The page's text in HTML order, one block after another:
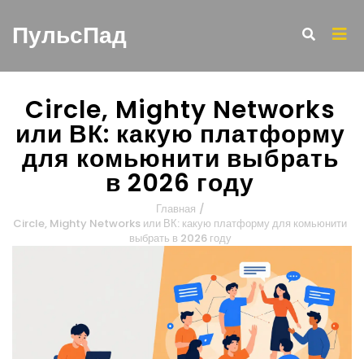
ПульсПад
Circle, Mighty Networks
или ВК: какую платформу
для комьюнити выбрать
в 2026 году
Главная /
Circle, Mighty Networks или ВК: какую платформу для комьюнити
выбрать в 2026 году